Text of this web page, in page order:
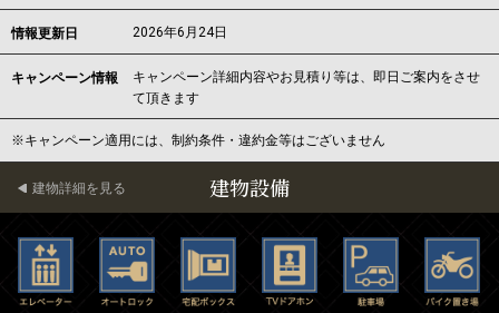
情報更新日 2026年6月24日
キャンペーン情報
キャンペーン詳細内容やお見積り等は、即日ご案内をさせ
て頂きます
※キャンペーン適用には、制約条件・違約金等はございません
建物設備
建物詳細を見る